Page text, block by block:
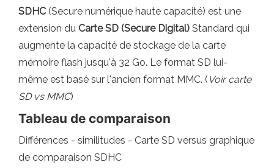
SDHC(Secure numérique haute capacité) est une
extension du Carte SD (Secure Digital) Standard qui
augmente la capacité de stockage de la carte
mémoire flash jusqu'à 32 Go. Le format SD lui-
même est basé sur l'ancien format MMC. ( Voir carte
SD vs MMC)
Tableau de comparaison
Différences - similitudes - Carte SD versus graphique
de comparaison SDHC